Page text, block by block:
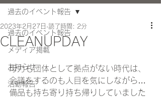
過去のイベント報告
メディア掲載
お知らせ
活動報告
過去のイベント報告
CLEANUPDAY
2023年2月27日 読了時間: 2分
母力も団体として拠点がない時代は、
会議をするのも人目を気にしながら…
備品も持ち寄り持ち帰りしていました